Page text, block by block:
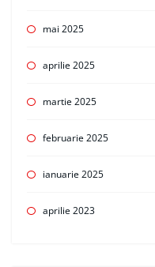
mai 2025
aprilie 2025
martie 2025
februarie 2025
ianuarie 2025
aprilie 2023